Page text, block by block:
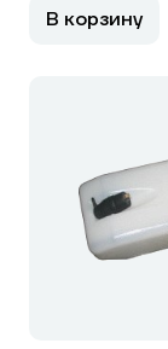
В корзину